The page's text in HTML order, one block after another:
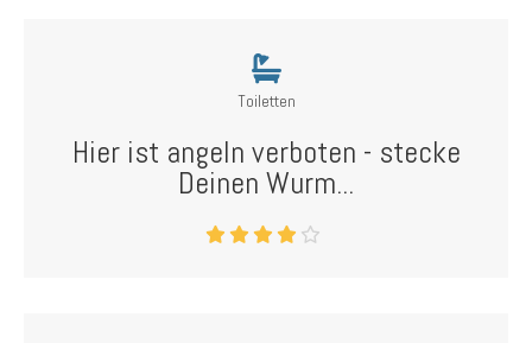
Toiletten
Hier ist angeln verboten - stecke
Deinen Wurm...